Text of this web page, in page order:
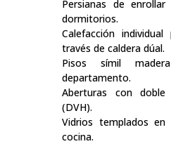
Persianas de
dormitorios.
Calefacción
través de caldera dúal.
Pisos símil
departamento.
Aberturas con doble
(DVH).
Vidrios templados
cocina.